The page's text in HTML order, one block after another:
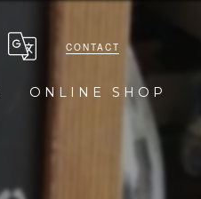
CONTACT
ONLINE SHOP